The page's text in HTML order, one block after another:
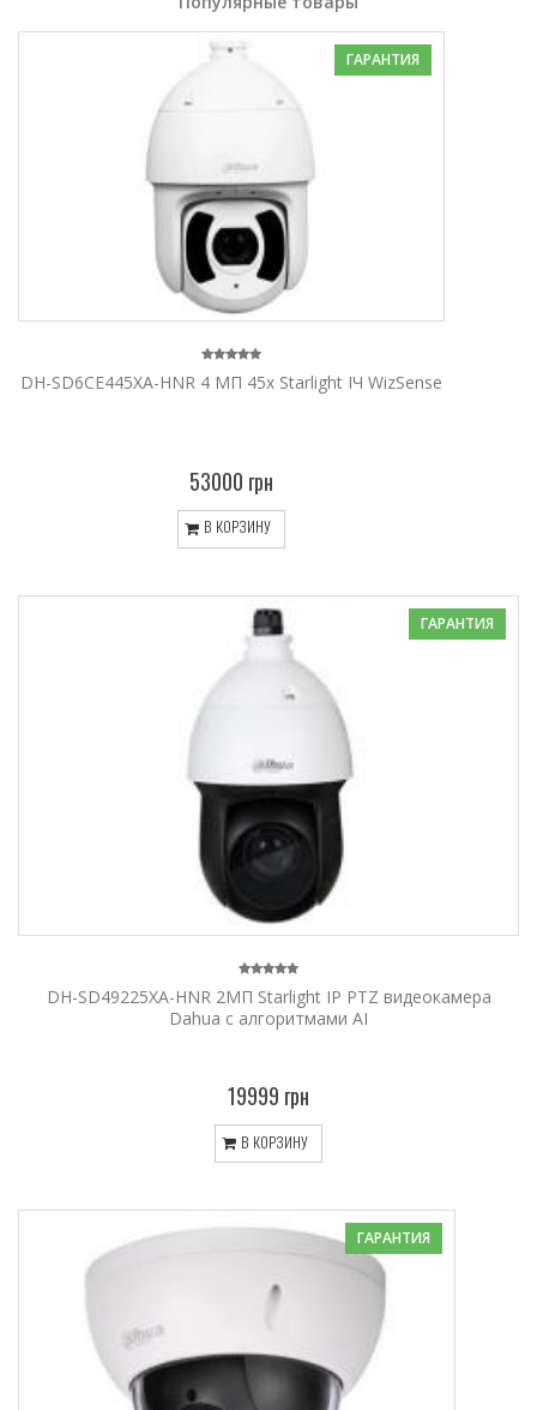
ГАРАНТИЯ
DH-SD6CE445XA-HNR 4 МП 45x Starlight ІЧ WizSense
53000 грн
В КОРЗИНУ
ГАРАНТИЯ
DH-SD49225XA-HNR 2МП Starlight IP PTZ видеокамера
Dahua с алгоритмами AI
19999 грн
В КОРЗИНУ
ГАРАНТИЯ